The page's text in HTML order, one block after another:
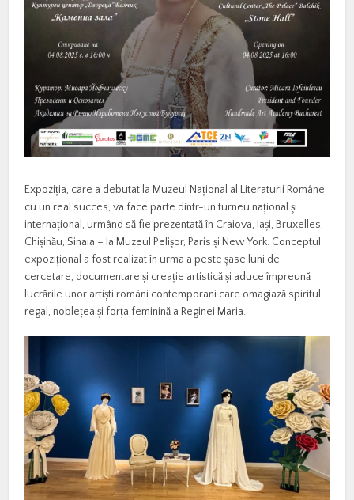
Expoziția, care a debutat la Muzeul Național al Literaturii Române
cu un real succes, va face parte dintr-un turneu național și
internațional, urmând să fie prezentată în Craiova, Iași, Bruxelles,
Chișinău, Sinaia – la Muzeul Pelișor, Paris și New York. Conceptul
expozițional a fost realizat în urma a peste șase luni de
cercetare, documentare și creație artistică și aduce împreună
lucrările unor artiști români contemporani care omagiază spiritul
regal, noblețea și forța feminină a Reginei Maria.